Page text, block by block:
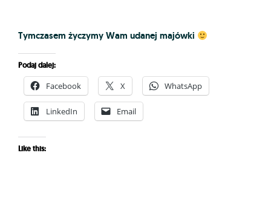
Tymczasem życzymy Wam udanej majówki
Podaj dalej:
Facebook X WhatsApp
LinkedIn Email
Like this: